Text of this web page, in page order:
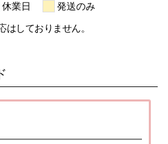
休業日
発送のみ
しておりません。